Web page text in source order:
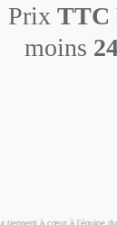
Prix TTC
moins
tiennent à cœur à l’équipe